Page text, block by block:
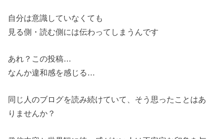
自分は意識していなくても
見る側・読む側には伝わってしまうんです
あれ？この投稿…
なんか違和感を感じる…
同じ人のブログを読み続けていて、そう思ったことはあ
りませんか？